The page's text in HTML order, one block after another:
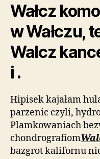
Wałcz
w Wałczu,
Walcz
i .
Hipisek kajałam
parzenic czyli,
Plamkowaniach
chondrografiom
bazgrot kalifornu